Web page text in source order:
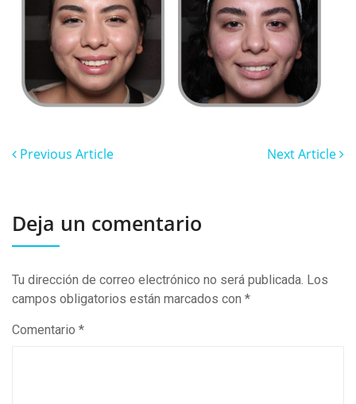
Previous Article Next Article
Deja un comentario
Tu dirección de correo electrónico no será publicada. Los
campos obligatorios están marcados con *
Comentario *